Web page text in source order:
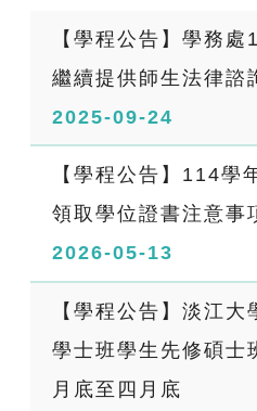
【學程公告】學務
繼續提供師生法律諮
2025-09-24
【學程公告】114學
領取學位證書注意事
2026-05-13
【學程公告】淡江
學士班學生先修碩士
月底至四月底